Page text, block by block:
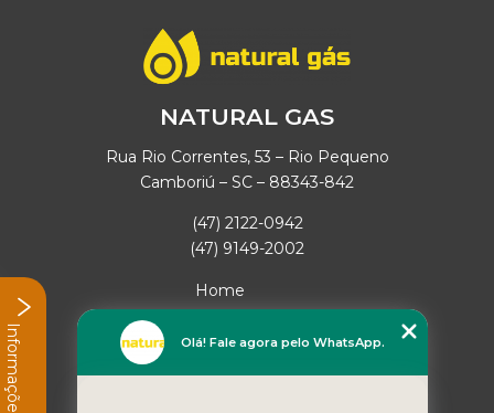
NATURAL GAS
Rua Rio Correntes, 53 – Rio Pequeno
Camboriú – SC – 88343-842
(47) 2122-0942
(47) 9149-2002
Home
Empresa
Missão
Olá! Fale agora pelo WhatsApp.
Informações